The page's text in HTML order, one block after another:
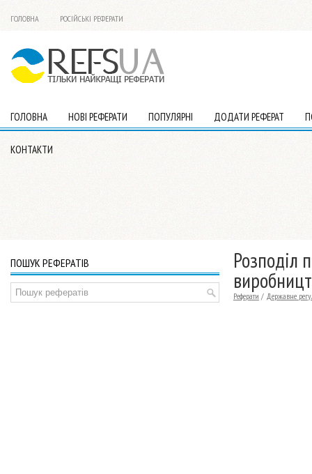
ГОЛОВНА РОСІЙСЬКІ РЕФЕРАТИ
ГОЛОВНА НОВІ РЕФЕРАТИ ПОПУЛЯРНІ ДОДАТИ РЕФЕРАТ
КОНТАКТИ
Розподіл
Реферати / Державне
ПОШУК РЕФЕРАТІВ